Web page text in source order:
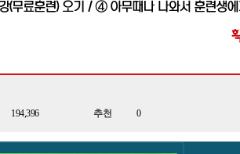
194,396 추천 0